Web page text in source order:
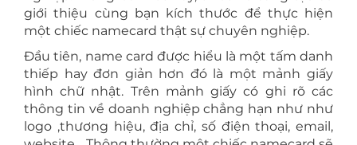
giới thiệu cùng bạn kích thước để thực hiện
một chiếc namecard thật sự chuyên nghiệp.
Đầu tiên, name card được hiểu là một tấm danh
thiếp hay đơn giản hơn đó là một mảnh giấy
hình chữ nhật. Trên mảnh giấy có ghi rõ các
thông tin về doanh nghiệp chẳng hạn như như
logo ,thương hiệu, địa chỉ, số điện thoại, email,